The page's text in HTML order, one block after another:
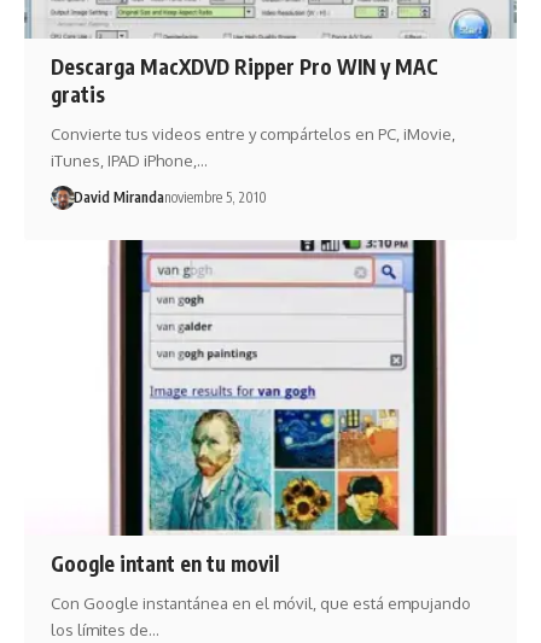
Descarga MacXDVD Ripper Pro WIN y MAC
gratis
Convierte tus videos entre y compártelos en PC, iMovie,
iTunes, IPAD iPhone,…
David Mirandanoviembre 5, 2010
Google intant en tu movil
Con Google instantánea en el móvil, que está empujando
los límites de…